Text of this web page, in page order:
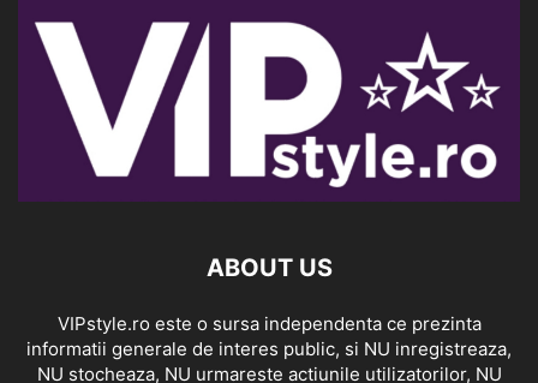
ABOUT US
VIPstyle.ro este o sursa independenta ce prezinta
informatii generale de interes public, si NU inregistreaza,
NU stocheaza, NU urmareste actiunile utilizatorilor, NU